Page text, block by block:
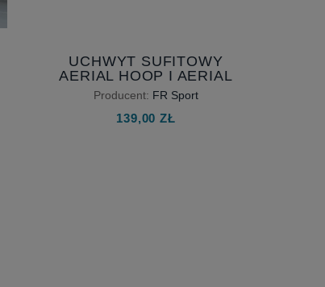
UCHWYT SUFITOWY
AERIAL HOOP I AERIAL
SILKS - NAJBARDZIEJ
WYTRZYMAŁY UCHWYT
SUFITOWY DO AKROBACJI
Producent: FR Sport
139,00 ZŁ